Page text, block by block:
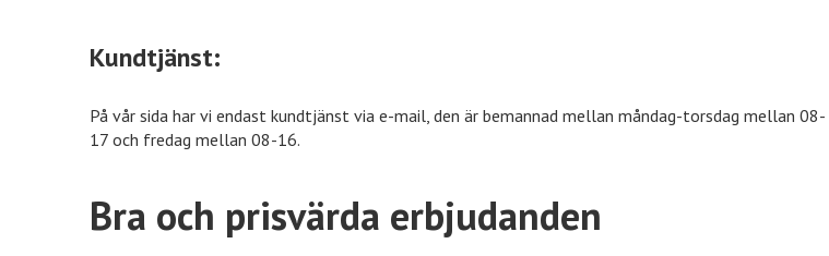
Kundtjänst:
På vår sida har vi endast kundtjänst via e-mail, den är bemannad mellan måndag-torsdag mellan 08-
17 och fredag mellan 08-16.
Bra och prisvärda erbjudanden